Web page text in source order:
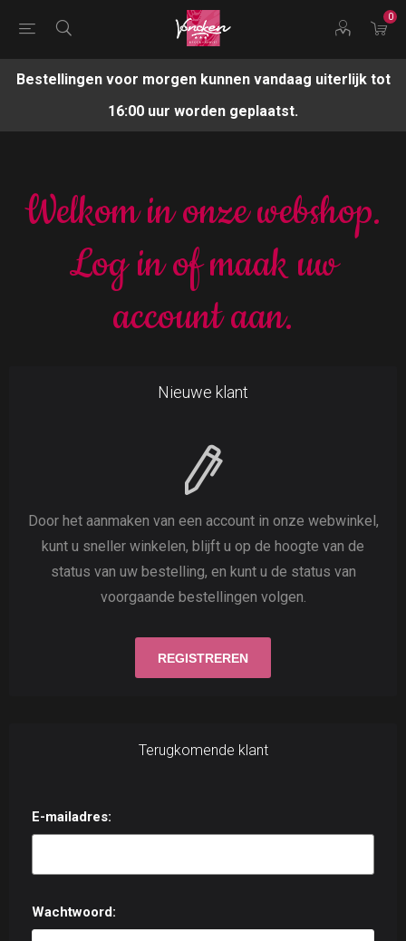
0
Bestellingen voor morgen kunnen vandaag uiterlijk tot
16:00 uur worden geplaatst.
Welkom in onze webshop.
Log in of maak uw
account aan.
Nieuwe klant
Door het aanmaken van een account in onze webwinkel,
kunt u sneller winkelen, blijft u op de hoogte van de
status van uw bestelling, en kunt u de status van
voorgaande bestellingen volgen.
Terugkomende klant
E-mailadres:
Wachtwoord: